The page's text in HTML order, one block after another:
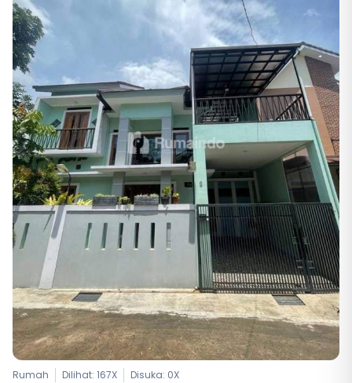
Rumah Dilihat: 167X Disuka: 0X